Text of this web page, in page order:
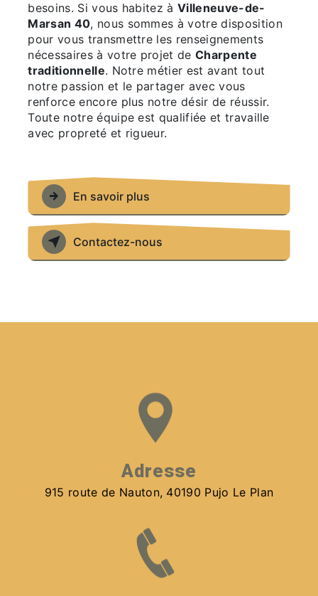
besoins. Si vous habitez àVilleneuve-de-
Marsan 40, nous sommes à votre disposition
pour vous transmettre les renseignements
nécessaires à votre projet de Charpente
traditionnelle. Notre métier est avant tout
notre passion et le partager avec vous
renforce encore plus notre désir de réussir.
Toute notre équipe est qualifiée et travaille
avec propreté et rigueur.
En savoir plus
Contactez-nous
Adresse
915 route de Nauton, 40190 Pujo Le Plan